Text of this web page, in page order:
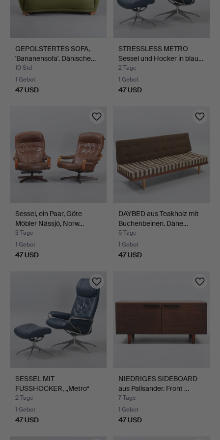
GEPOLSTERTES SOFA,
'Bananensofa'. Dänische…
10 Std
1 Gebot
47 USD
STRESSLESS METRO
Sessel und Hocker in blau…
2 Tage
1 Gebot
47 USD
Sessel, ein Paar, Göte
Möbler Nässjö, Norw…
3 Tage
1 Gebot
47 USD
DAYBED aus Teakholz mit
Buchenbeinen. Däne…
5 Tage
1 Gebot
47 USD
SESSEL MIT
FUSSHOCKER, „Metro“
Stressless.…
2 Tage
1 Gebot
47 USD
NIEDRIGES SIDEBOARD
aus Palisander. Front …
7 Tage
1 Gebot
47 USD